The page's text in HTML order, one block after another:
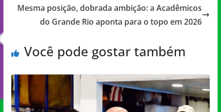
Mesma posição, dobrada ambição: a Acadêmicos
do Grande Rio aponta para o topo em 2026
Você pode gostar também